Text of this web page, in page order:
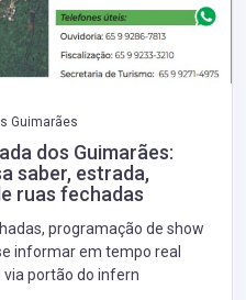
Guimarães
dos Guimarães:
saber, estrada,
ruas fechadas
programação de show
informar em tempo real
via portão do infern